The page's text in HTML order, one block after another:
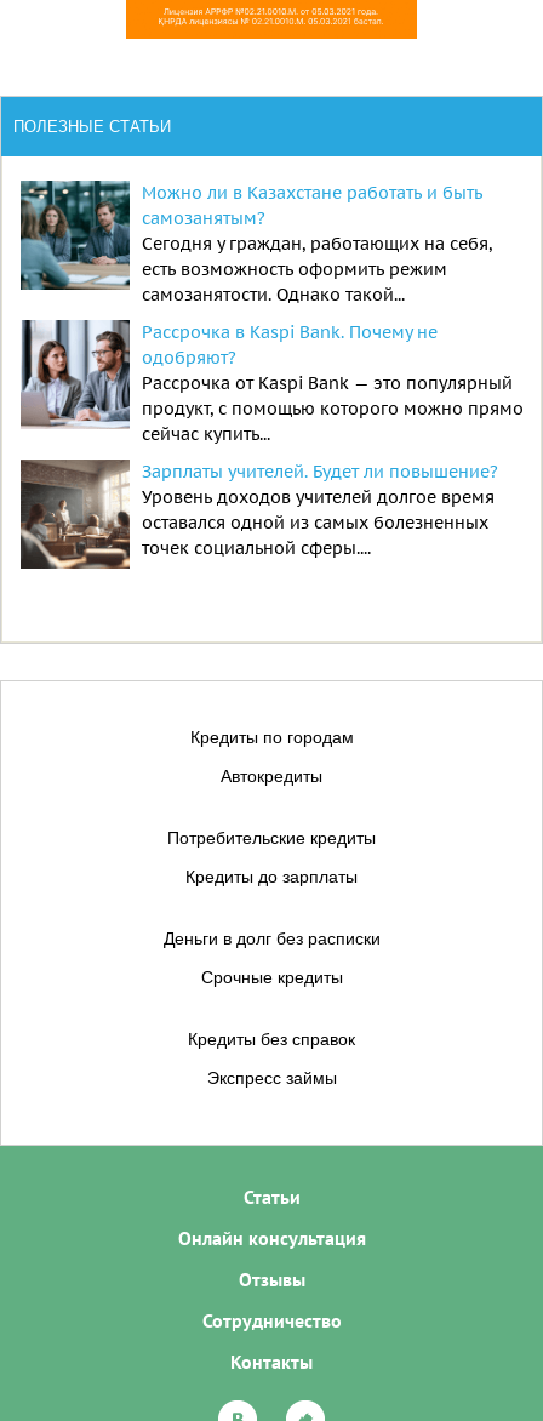
ПОЛЕЗНЫЕ СТАТЬИ
Можно ли в Казахстане работать и быть
самозанятым?
Сегодня у граждан, работающих на себя,
есть возможность оформить режим
самозанятости. Однако такой...
Рассрочка в Kaspi Bank. Почему не
одобряют?
Рассрочка от Kaspi Bank — это популярный
продукт, с помощью которого можно прямо
сейчас купить...
Зарплаты учителей. Будет ли повышение?
Уровень доходов учителей долгое время
оставался одной из самых болезненных
точек социальной сферы....
Кредиты по городам
Автокредиты
Потребительские кредиты
Кредиты до зарплаты
Деньги в долг без расписки
Срочные кредиты
Кредиты без справок
Экспресс займы
Статьи
Онлайн консультация
Отзывы
Сотрудничество
Контакты